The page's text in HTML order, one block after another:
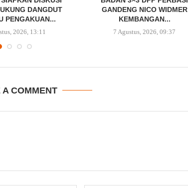
DANGDUT
PENGAKUAN...
2026, 13:11
GANDENG NICO WIDMER
KEMBANGAN...
7 Agustus, 2026, 09:37
A COMMENT